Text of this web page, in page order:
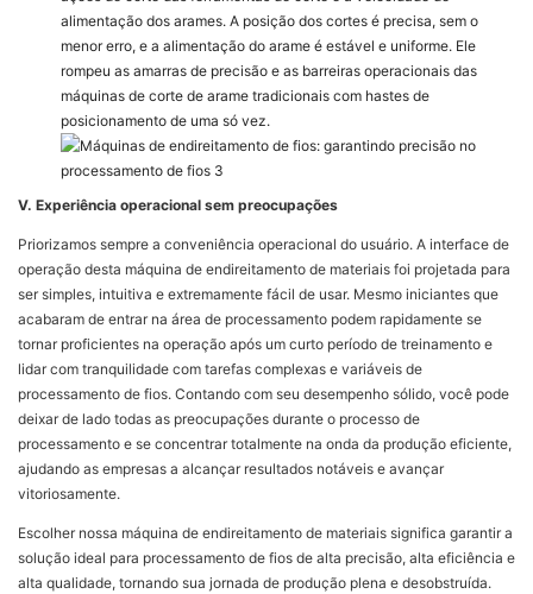
alimentação dos arames. A posição dos cortes é precisa, sem o
menor erro, e a alimentação do arame é estável e uniforme. Ele
rompeu as amarras de precisão e as barreiras operacionais das
máquinas de corte de arame tradicionais com hastes de
posicionamento de uma só vez.
V. Experiência operacional sem preocupações
Priorizamos sempre a conveniência operacional do usuário. A interface de
operação desta máquina de endireitamento de materiais foi projetada para
ser simples, intuitiva e extremamente fácil de usar. Mesmo iniciantes que
acabaram de entrar na área de processamento podem rapidamente se
tornar proficientes na operação após um curto período de treinamento e
lidar com tranquilidade com tarefas complexas e variáveis ​​de
processamento de fios. Contando com seu desempenho sólido, você pode
deixar de lado todas as preocupações durante o processo de
processamento e se concentrar totalmente na onda da produção eficiente,
ajudando as empresas a alcançar resultados notáveis ​​e avançar
vitoriosamente.
Escolher nossa máquina de endireitamento de materiais significa garantir a
solução ideal para processamento de fios de alta precisão, alta eficiência e
alta qualidade, tornando sua jornada de produção plena e desobstruída.